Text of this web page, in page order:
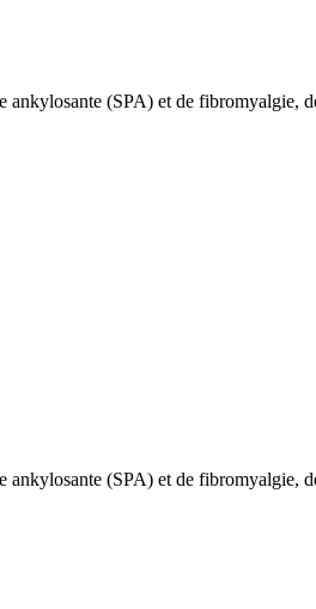
(SPA) et de fibromyalgie,
(SPA) et de fibromyalgie,